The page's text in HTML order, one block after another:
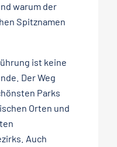
warum der
Spitznamen
ist keine
Der Weg
Parks
Orten und
Auch